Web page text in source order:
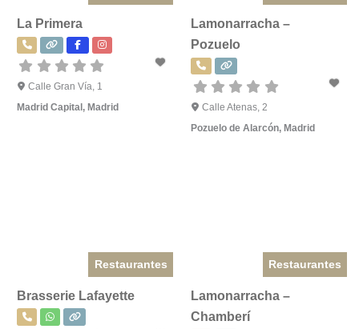
La Primera
Calle Gran Vía, 1
Madrid Capital , Madrid
Lamonarracha –
Pozuelo
Calle Atenas, 2
Pozuelo de Alarcón, Madrid
Restaurantes
Brasserie Lafayette
Restaurantes
Lamonarracha –
Chamberí